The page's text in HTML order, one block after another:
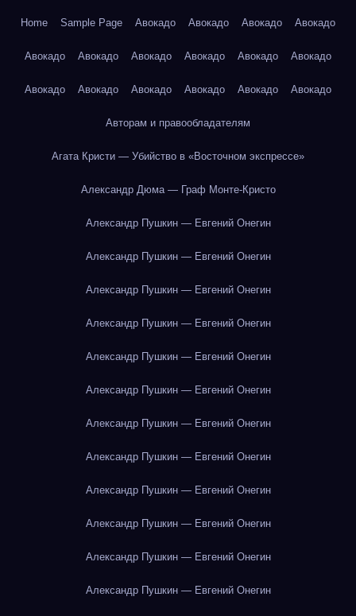
Home Sample Page Авокадо Авокадо Авокадо Авокадо
Авокадо Авокадо Авокадо Авокадо Авокадо Авокадо
Авокадо Авокадо Авокадо Авокадо Авокадо Авокадо
Авторам и правообладателям
Агата Кристи — Убийство в «Восточном экспрессе»
Александр Дюма — Граф Монте-Кристо
Александр Пушкин — Евгений Онегин
Александр Пушкин — Евгений Онегин
Александр Пушкин — Евгений Онегин
Александр Пушкин — Евгений Онегин
Александр Пушкин — Евгений Онегин
Александр Пушкин — Евгений Онегин
Александр Пушкин — Евгений Онегин
Александр Пушкин — Евгений Онегин
Александр Пушкин — Евгений Онегин
Александр Пушкин — Евгений Онегин
Александр Пушкин — Евгений Онегин
Александр Пушкин — Евгений Онегин